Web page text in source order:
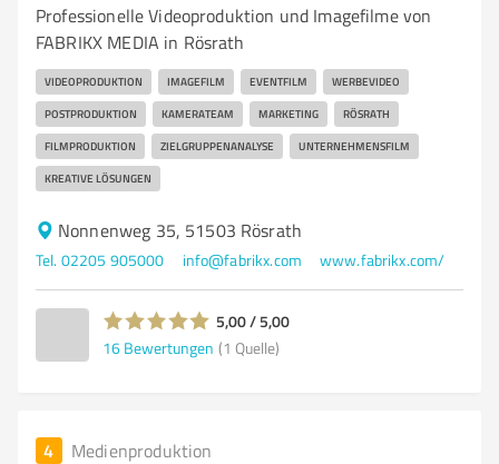
Professionelle Videoproduktion und Imagefilme von
FABRIKX MEDIA in Rösrath
VIDEOPRODUKTION IMAGEFILM EVENTFILM WERBEVIDEO
POSTPRODUKTION KAMERATEAM MARKETING RÖSRATH
FILMPRODUKTION ZIELGRUPPENANALYSE UNTERNEHMENSFILM
KREATIVE LÖSUNGEN
Nonnenweg 35, 51503 Rösrath
Tel. 02205 905000 info@fabrikx.com www.fabrikx.com/
5,00 / 5,00
16 Bewertungen (1 Quelle)
4 Medienproduktion